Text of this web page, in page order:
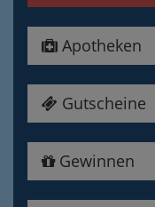
Apotheken
Gutscheine
Gewinnen